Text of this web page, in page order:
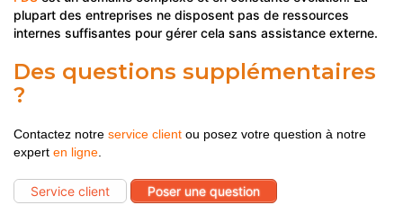
plupart des entreprises ne disposent pas de ressources
internes suffisantes pour gérer cela sans assistance externe.
Des questions supplémentaires
?
Contactez notre service client ou posez votre question à notre
expert en ligne
Service client Poser une question